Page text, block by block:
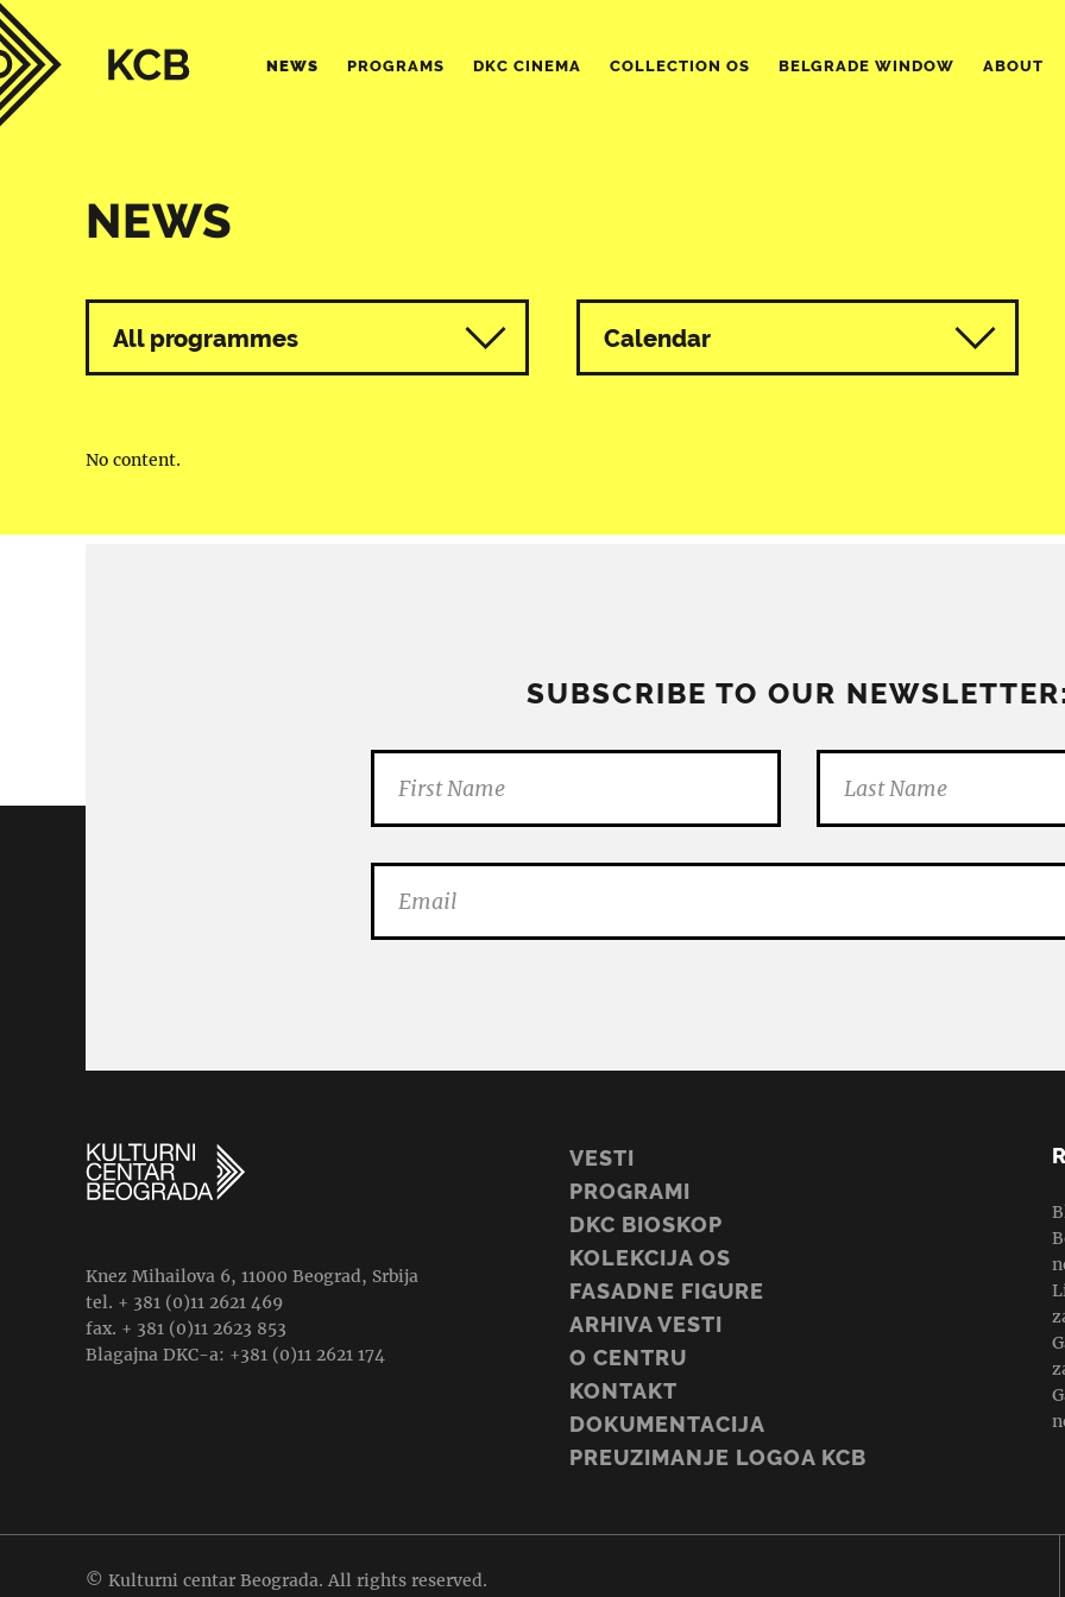
NEWS PROGRAMS DKC CINEMA COLLECTION OS BELGRADE WINDOW ABOUT
NEWS
All programmes Calendar
No content.
SUBSCRIBE TO OUR
Knez Mihailova 6, 11000 Beograd, Srbija
tel. + 381 (0)11 2621 469
fax. + 381 (0)11 2623 853
Blagajna DKC-a: +381 (0)11 2621 174
VESTI
PROGRAMI
DKC BIOSKOP
KOLEKCIJA OS
FASADNE FIGURE
ARHIVA VESTI
O CENTRU
KONTAKT
DOKUMENTACIJA
PREUZIMANJE LOGOA KCB
© Kulturni centar Beograda. All rights reserved.